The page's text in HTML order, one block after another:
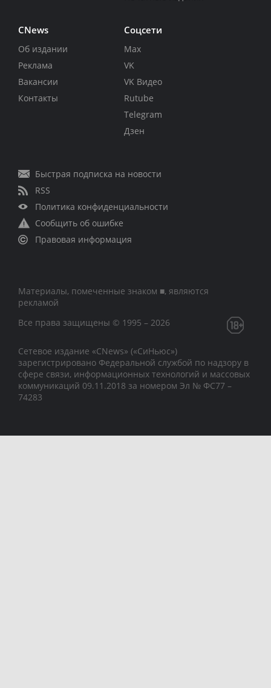
CNews
Об издании
Реклама
Вакансии
Контакты
Соцсети
Max
VK
VK Видео
Rutube
Telegram
Дзен
Быстрая подписка на новости
RSS
Политика конфиденциальности
Сообщить об ошибке
Правовая информация
Материалы, помеченные знаком ■, являются
рекламой
Все права защищены © 1995 – 2026
Сетевое издание «CNews» («СиНьюс»)
зарегистрировано Федеральной службой по надзору в
сфере связи, информационных технологий и массовых
коммуникаций 09.11.2018 за номером Эл № ФС77 –
74283